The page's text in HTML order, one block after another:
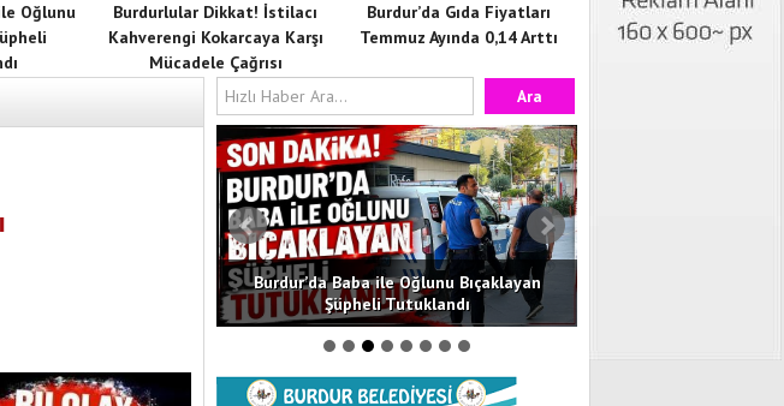
Oğlunu
Burdur’da Gıda Fiyatları
Temmuz Ayında 0,14 Arttı
Burdurlular Dikkat! İstilacı
Kahverengi Kokarcaya Karşı
Mücadele Çağrısı
Burdur’da Baba ile Oğlunu Bıçaklayan
Şüpheli Tutuklandı